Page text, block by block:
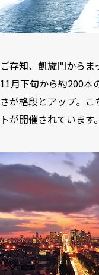
ご存知、凱旋門からま
11月下旬から約200本
さが格段とアップ。
トが開催されています。